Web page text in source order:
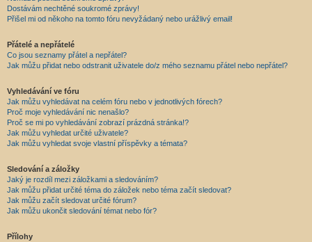
Dostávám nechtěné soukromé zprávy!
Přišel mi od někoho na tomto fóru nevyžádaný nebo urážlivý email!
Přátelé a nepřátelé
Co jsou seznamy přátel a nepřátel?
Jak můžu přidat nebo odstranit uživatele do/z mého seznamu přátel nebo nepřátel?
Vyhledávání ve fóru
Jak můžu vyhledávat na celém fóru nebo v jednotlivých fórech?
Proč moje vyhledávání nic nenašlo?
Proč se mi po vyhledávání zobrazí prázdná stránka!?
Jak můžu vyhledat určité uživatele?
Jak můžu vyhledat svoje vlastní příspěvky a témata?
Sledování a záložky
Jaký je rozdíl mezi záložkami a sledováním?
Jak můžu přidat určité téma do záložek nebo téma začít sledovat?
Jak můžu začít sledovat určité fórum?
Jak můžu ukončit sledování témat nebo fór?
Přílohy